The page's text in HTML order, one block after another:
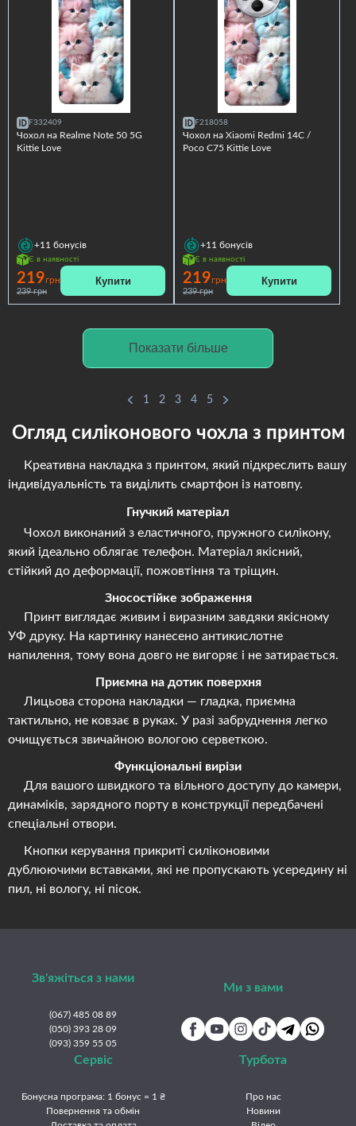
F332409
Чохол на Realme Note 50 5G
Kittie Love
+11 бонусів
Є в наявності
219грн
239 грн
Купити
F218058
Чохол на Xiaomi Redmi 14C /
Poco C75 Kittie Love
+11 бонусів
Є в наявності
219грн
239 грн
Купити
Показати більше
1 2 3 4 5
Огляд силіконового чохла з принтом
Креативна накладка з принтом, який підкреслить вашу
індивідуальність та виділить смартфон із натовпу.
Гнучкий матеріал
Чохол виконаний з еластичного, пружного силікону,
який ідеально облягає телефон. Матеріал якісний,
стійкий до деформації, пожовтіння та тріщин.
Зносостійке зображення
Принт виглядає живим і виразним завдяки якісному
УФ друку. На картинку нанесено антикислотне
напилення, тому вона довго не вигоряє і не затирається.
Приємна на дотик поверхня
Лицьова сторона накладки — гладка, приємна
тактильно, не ковзає в руках. У разі забруднення легко
очищується звичайною вологою серветкою.
Функціональні вирізи
Для вашого швидкого та вільного доступу до камери,
динаміків, зарядного порту в конструкції передбачені
спеціальні отвори.
Кнопки керування прикриті силіконовими
дублюючими вставками, які не пропускають усередину ні
пил, ні вологу, ні пісок.
Зв'яжіться з нами
(067) 485 08 89
(050) 393 28 09
(093) 359 55 05
Ми з вами
Сервіс
Бонусна програма: 1 бонус = 1 ₴
Повернення та обмін
Турбота
Про нас
Новини